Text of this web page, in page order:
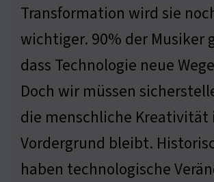
Transformation wird sie
wichtiger. 90% der Musiker
dass Technologie neue
Doch wir müssen
die menschliche Kreativität
Vordergrund bleibt.
haben technologische